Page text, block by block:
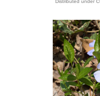
Distributed under